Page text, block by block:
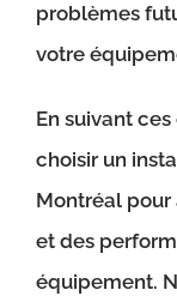
problèmes
votre
En suivant
choisir un
Montréal
et des
équipement.